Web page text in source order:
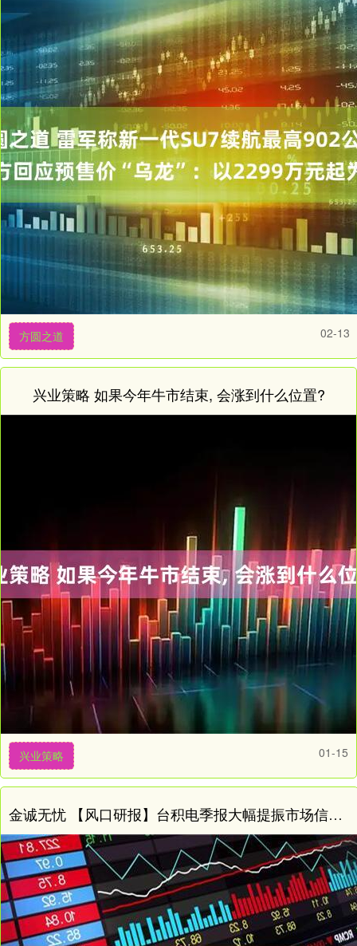
方圆之道 02-13
兴业策略 如果今年牛市结束, 会涨到什么位置?
兴业策略 01-15
金诚无忧 【风口研报】台积电季报大幅提振市场信心 半导体设备国产替代空间广阔